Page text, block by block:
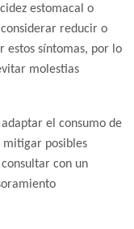
estomacal o
reducir o
estos síntomas, por lo
molestias
el consumo de
mitigar posibles
con un